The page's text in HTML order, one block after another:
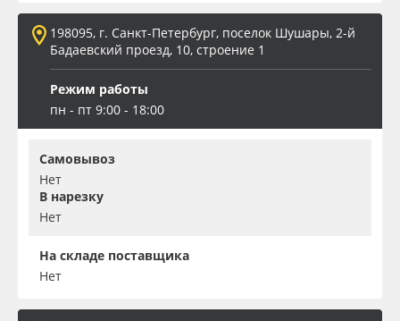
198095, г. Санкт-Петербург, поселок Шушары, 2-й
Бадаевский проезд, 10, строение 1
Режим работы
пн - пт 9:00 - 18:00
Самовывоз
Нет
В нарезку
Нет
На складе поставщика
Нет